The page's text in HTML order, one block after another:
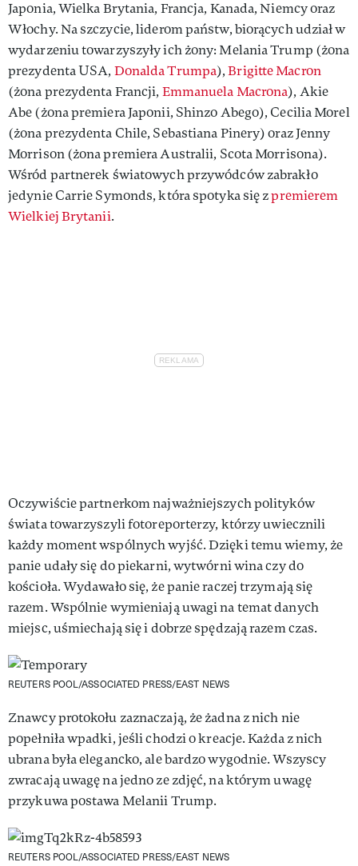
Japonia, Wielka Brytania, Francja, Kanada, Niemcy oraz
Włochy. Na szczycie, liderom państw, biorących udział w
wydarzeniu towarzyszyły ich żony: Melania Trump (żona
prezydenta USA, Donalda Trumpa),Brigitte Macron
(żona prezydenta Francji, Emmanuela Macrona), Akie
Abe (żona premiera Japonii, Shinzo Abego), Cecilia Morel
(żona prezydenta Chile, Sebastiana Pinery) oraz Jenny
Morrison (żona premiera Australii, Scota Morrisona).
Wśród partnerek światowych przywódców zabrakło
jedynie Carrie Symonds, która spotyka się zpremierem
Wielkiej Brytanii.
Oczywiście partnerkom najważniejszych polityków
świata towarzyszyli fotoreporterzy, którzy uwiecznili
każdy moment wspólnych wyjść. Dzięki temu wiemy, że
panie udały się do piekarni, wytwórni wina czy do
kościoła. Wydawało się, że panie raczej trzymają się
razem. Wspólnie wymieniają uwagi na temat danych
miejsc, uśmiechają się i dobrze spędzają razem czas.
REUTERS POOL/ASSOCIATED PRESS/EAST NEWS
Znawcy protokołu zaznaczają, że żadna z nich nie
popełniła wpadki, jeśli chodzi o kreacje. Każda z nich
ubrana była elegancko, ale bardzo wygodnie. Wszyscy
zwracają uwagę na jedno ze zdjęć, na którym uwagę
przykuwa postawa Melanii Trump.
REUTERS POOL/ASSOCIATED PRESS/EAST NEWS